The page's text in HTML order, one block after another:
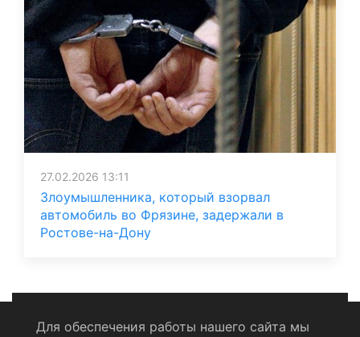
27.02.2026 13:11
Злоумышленника, который взорвал
автомобиль во Фрязине, задержали в
Ростове-на-Дону
Для обеспечения работы нашего сайта мы